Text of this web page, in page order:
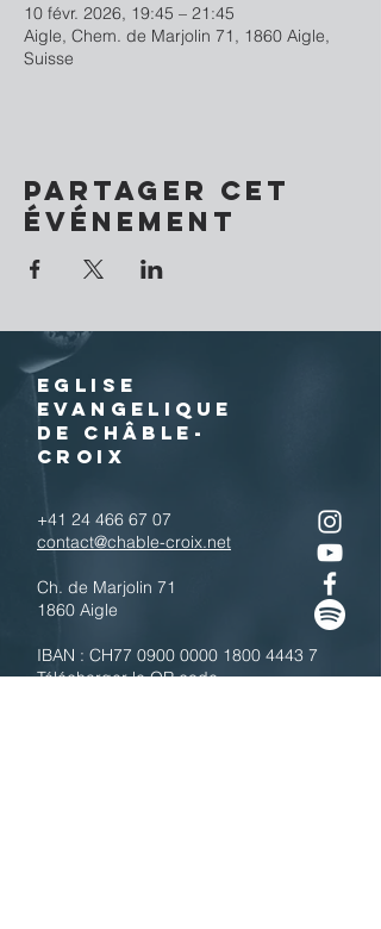
10 févr. 2026, 19:45 – 21:45
Aigle, Chem. de Marjolin 71, 1860 Aigle,
Suisse
Partager cet
événement
EGLISE
EVANGELIQUE
DE CHÂBLE-
CROIX
+41 24 466 67 07
contact@chable-croix.net
Ch. de Marjolin 71
1860 Aigle
IBAN : CH77 0900 0000 1800 4443 7
Télécharger le QR code